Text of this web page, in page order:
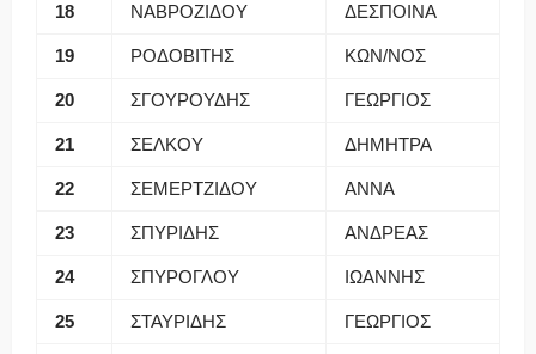
18 ΝΑΒΡΟΖΙΔΟΥ ΔΕΣΠΟΙΝΑ
19 ΡΟΔΟΒΙΤΗΣ ΚΩΝ/ΝΟΣ
20 ΣΓΟΥΡΟΥΔΗΣ ΓΕΩΡΓΙΟΣ
21 ΣΕΛΚΟΥ ΔΗΜΗΤΡΑ
22 ΣΕΜΕΡΤΖΙΔΟΥ ΑΝΝΑ
23 ΣΠΥΡΙΔΗΣ ΑΝΔΡΕΑΣ
24 ΣΠΥΡΟΓΛΟΥ ΙΩΑΝΝΗΣ
25 ΣΤΑΥΡΙΔΗΣ ΓΕΩΡΓΙΟΣ